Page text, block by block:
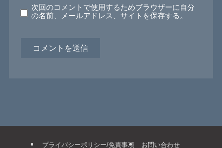
次回のコメントで使用するためブラウザーに自分
の名前、メールアドレス、サイトを保存する。
プライバシーポリシー/免責事項 お問い合わせ